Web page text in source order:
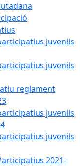
juvenils
juvenils
reglament
juvenils
juvenils
2021-